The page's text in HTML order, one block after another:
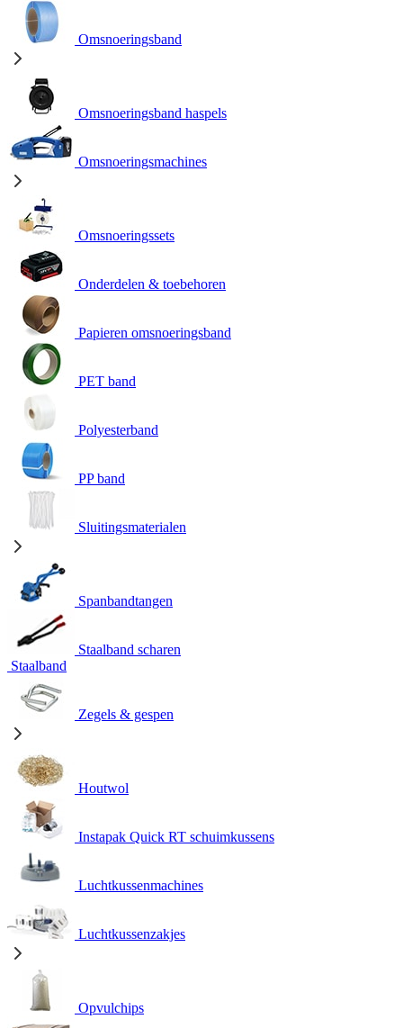
Omsnoeringsband
Omsnoeringsband haspels
Omsnoeringsmachines
Omsnoeringssets
Onderdelen & toebehoren
Papieren omsnoeringsband
PET band
Polyesterband
PP band
Sluitingsmaterialen
Spanbandtangen
Staalband scharen
Staalband
Zegels & gespen
Houtwol
Instapak Quick RT schuimkussens
Luchtkussenmachines
Luchtkussenzakjes
Opvulchips